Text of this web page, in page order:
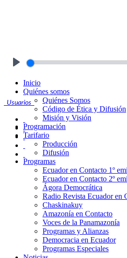
Usuarios
Inicio
Quiénes somos
Quiénes Somos
Código de Ética y Difusión
Misión y Visión
Programación
Tarifario
Producción
Difusión
Programas
Ecuador en Contacto 1º
Ecuador en Contacto 2º
Ágora Democrática
Radio Revista Ecuador en
Chaskinakuy
Amazonía en Contacto
Voces de la Panamazonía
Programas y Alianzas
Democracia en Ecuador
Programas Especiales